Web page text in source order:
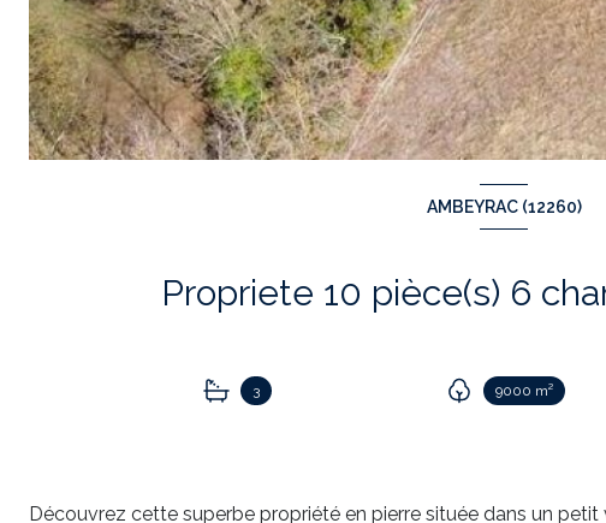
AMBEYRAC (12260)
3 9000 m²
Découvrez cette superbe propriété en pierre située dans un